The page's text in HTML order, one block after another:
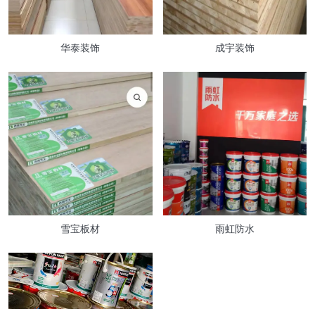
华泰装饰 成宇装饰
雪宝板材 雨虹防水